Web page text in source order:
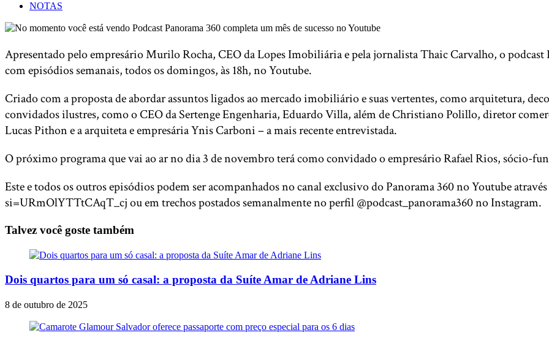
NOTAS
Apresentado pelo empresário Murilo Rocha, CEO da Lopes Imobiliária e pela jornalista Thaic Carvalho, o podcast
com episódios semanais, todos os domingos, às 18h, no Youtube.
Criado com a proposta de abordar assuntos ligados ao mercado imobiliário e suas vertentes, como arquitetura,
convidados ilustres, como o CEO da Sertenge Engenharia, Eduardo Villa, além de Christiano Polillo, diretor
Lucas Pithon e a arquiteta e empresária Ynis Carboni – a mais recente entrevistada.
O próximo programa que vai ao ar no dia 3 de novembro terá como convidado o empresário Rafael Rios, sócio-
Este e todos os outros episódios podem ser acompanhados no canal exclusivo do Panorama 360 no Youtube
si=URmOlYTTtCAqT_cj ou em trechos postados semanalmente no perfil @podcast_panorama360 no Instagram.
Talvez você goste também
Dois quartos para um só casal: a proposta da Suíte Amar de Adriane Lins
8 de outubro de 2025